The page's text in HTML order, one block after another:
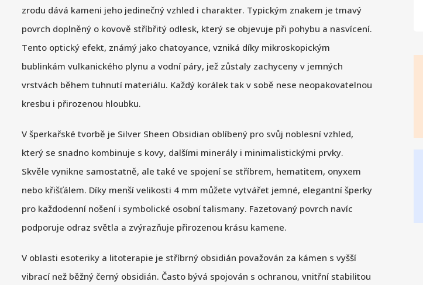
zrodu dává kameni jeho jedinečný vzhled i charakter. Typickým znakem je tmavý
povrch doplněný o kovově stříbřitý odlesk, který se objevuje při pohybu a nasvícení.
Tento optický efekt, známý jako chatoyance, vzniká díky mikroskopickým
bublinkám vulkanického plynu a vodní páry, jež zůstaly zachyceny v jemných
vrstvách během tuhnutí materiálu. Každý korálek tak v sobě nese neopakovatelnou
kresbu i přirozenou hloubku.
V šperkařské tvorbě je Silver Sheen Obsidian oblíbený pro svůj noblesní vzhled,
který se snadno kombinuje s kovy, dalšími minerály i minimalistickými prvky.
Skvěle vynikne samostatně, ale také ve spojení se stříbrem, hematitem, onyxem
nebo křišťálem. Díky menší velikosti 4 mm můžete vytvářet jemné, elegantní šperky
pro každodenní nošení i symbolické osobní talismany. Fazetovaný povrch navíc
podporuje odraz světla a zvýrazňuje přirozenou krásu kamene.
V oblasti esoteriky a litoterapie je stříbrný obsidián považován za kámen s vyšší
vibrací než běžný černý obsidián. Často bývá spojován s ochranou, vnitřní stabilitou